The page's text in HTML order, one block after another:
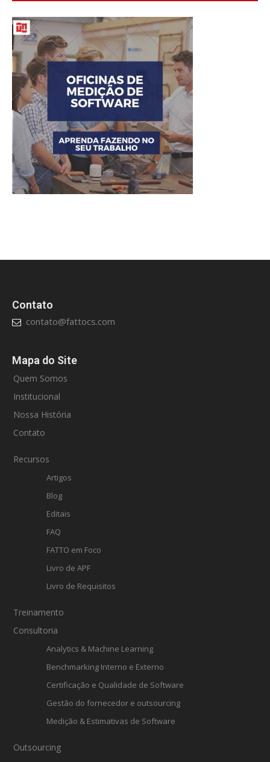
Contato
contato@fattocs.com
Mapa do Site
Quem Somos
Institucional
Nossa História
Contato
Recursos
Artigos
Blog
Editais
FAQ
FATTO em Foco
Livro de APF
Livro de Requisitos
Treinamento
Consultoria
Analytics & Machine Learning
Benchmarking Interno e Externo
Certificação e Qualidade de Software
Gestão do fornecedor e outsourcing
Medição & Estimativas de Software
Outsourcing